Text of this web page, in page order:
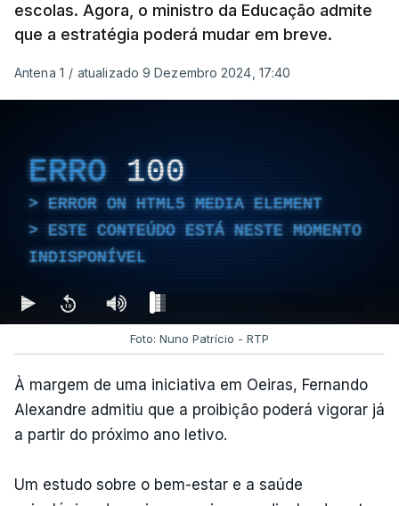
escolas. Agora, o ministro da Educação admite
que a estratégia poderá mudar em breve.
Antena 1 / atualizado 9 Dezembro 2024, 17:40
ERRO 100
ERROR ON HTML5 MEDIA ELEMENT
ESTE CONTEÚDO ESTÁ NESTE MOMENTO
INDISPONÍVEL
Foto: Nuno Patrício - RTP
À margem de uma iniciativa em Oeiras, Fernando
Alexandre admitiu que a proibição poderá vigorar já
a partir do próximo ano letivo.
Um estudo sobre o bem-estar e a saúde